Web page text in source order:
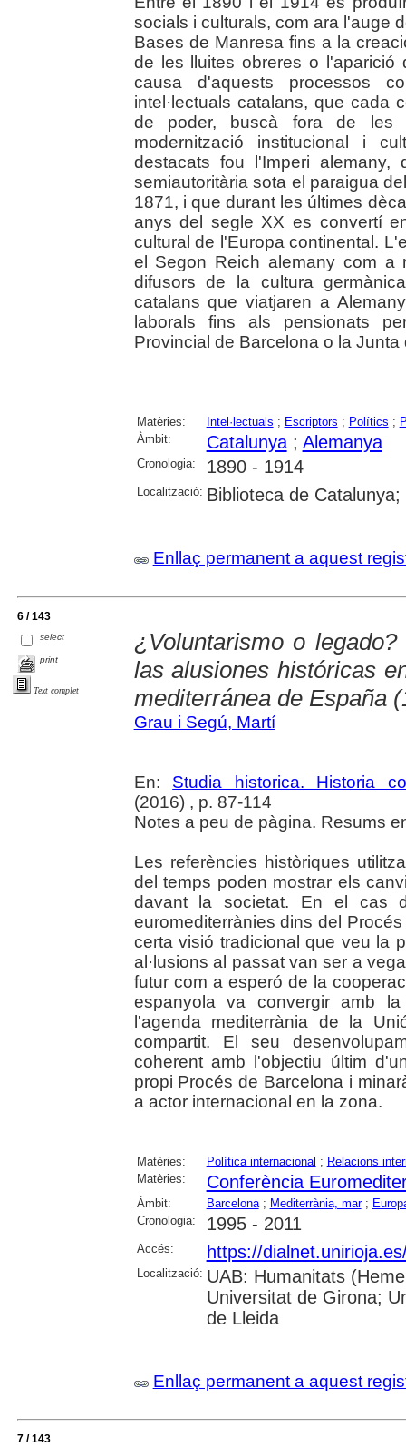
socials i culturals, com ara l'auge
Bases de Manresa fins a la
de les lluites obreres o l'aparició
causa d'aquests processos
intel·lectuals catalans, que cada
de poder, buscà fora de les
modernització institucional i
destacats fou l'Imperi alemany,
semiautoritària sota el paraigua
1871, i que durant les últimes
anys del segle XX es convertí
cultural de l'Europa continental.
el Segon Reich alemany com a
difusors de la cultura
catalans que viatjaren a
laborals fins als pensionats
Provincial de Barcelona o la
Matèries: Intel·lectuals ; Escriptors ; Polítics ;
Àmbit:
Catalunya; Alemanya
Cronologia: 1890 - 1914
Localització: Biblioteca de
Enllaç permanent a aquest
6 / 143
select
print
Text complet
¿Voluntarismo o
las alusiones históricas
mediterránea de España
Grau i Segú, Martí
En: Studia historica. Historia
(2016) , p. 87-114
Notes a peu de pàgina. Resums
Les referències històriques
del temps poden mostrar els
davant la societat. En el cas
euromediterrànies dins del
certa visió tradicional que veu la
al·lusions al passat van ser a
futur com a esperó de la
espanyola va convergir amb
l'agenda mediterrània de la
compartit. El seu
coherent amb l'objectiu últim
propi Procés de Barcelona i
a actor internacional en la zona.
Matèries: Política internacional ; Relacions
Matèries:
Conferència
Àmbit: Barcelona; Mediterrània, mar;
Cronologia:
1995 - 2011
Accés: https://
Localització: UAB: Humanitats
Universitat de Girona;
de Lleida
Enllaç permanent a aquest
7 / 143